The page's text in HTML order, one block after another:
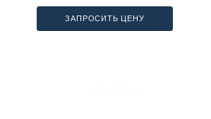
ЗАПРОСИТЬ ЦЕНУ